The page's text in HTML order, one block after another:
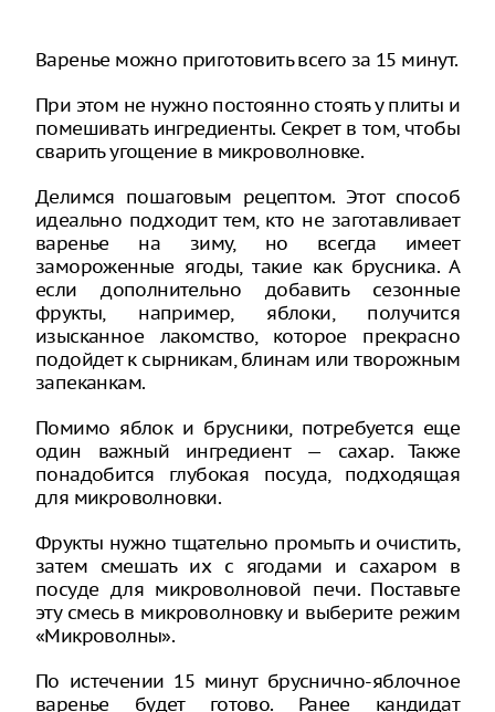
Варенье можно приготовить всего за 15 минут.
При этом не нужно постоянно стоять у плиты и
помешивать ингредиенты. Секрет в том, чтобы
сварить угощение в микроволновке.
Делимся пошаговым рецептом. Этот способ
идеально подходит тем, кто не заготавливает
варенье на зиму, но всегда имеет
замороженные ягоды, такие как брусника. А
если дополнительно добавить сезонные
фрукты, например, яблоки, получится
изысканное лакомство, которое прекрасно
подойдет к сырникам, блинам или творожным
запеканкам.
Помимо яблок и брусники, потребуется еще
один важный ингредиент — сахар. Также
понадобится глубокая посуда, подходящая
для микроволновки.
Фрукты нужно тщательно промыть и очистить,
затем смешать их с ягодами и сахаром в
посуде для микроволновой печи. Поставьте
эту смесь в микроволновку и выберите режим
«Микроволны».
По истечении 15 минут бруснично-яблочное
варенье будет готово. Ранее кандидат